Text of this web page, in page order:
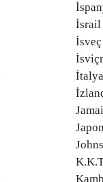
İsrail
İsveç
İtalya